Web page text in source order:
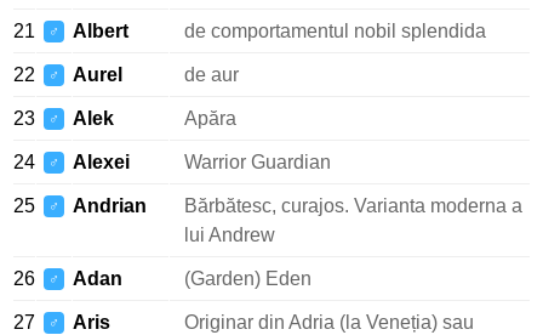
21 ♂ Albert de comportamentul nobil splendida
22 ♂ Aurel de aur
23 ♂ Alek Apăra
24 ♂ Alexei Warrior Guardian
25 ♂ Andrian
Bărbătesc, curajos. Varianta moderna a
lui Andrew
26 ♂ Adan (Garden) Eden
27 ♂ Aris
Originar din Adria (la Veneția) sau